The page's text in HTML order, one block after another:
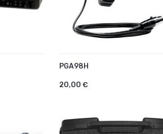
PGA98H
20,00 €